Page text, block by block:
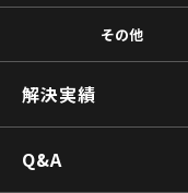
その他
解決実績
Q&A